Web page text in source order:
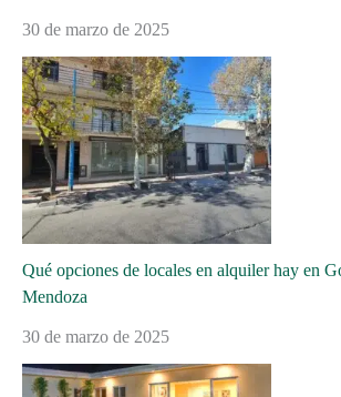
30 de marzo de 2025
Qué opciones de locales en alquiler hay en
Mendoza
30 de marzo de 2025